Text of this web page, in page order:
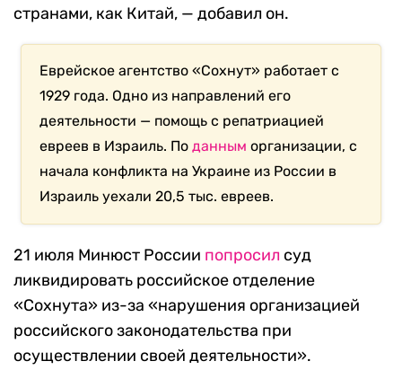
странами, как Китай, — добавил он.
Еврейское агентство «Сохнут» работает с
1929 года. Одно из направлений его
деятельности — помощь с репатриацией
евреев в Израиль. Поданным организации, с
начала конфликта на Украине из России в
Израиль уехали 20,5 тыс. евреев.
21 июля Минюст России попросил суд
ликвидировать российское отделение
«Сохнута» из-за «нарушения организацией
российского законодательства при
осуществлении своей деятельности».